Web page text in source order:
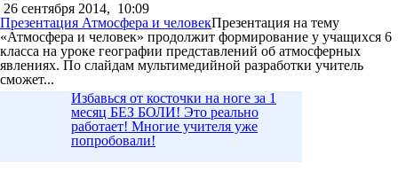
26 сентября 2014, 10:09
Презентация Атмосфера и человекПрезентация на тему
«Атмосфера и человек» продолжит формирование у учащихся 6
класса на уроке географии представлений об атмосферных
явлениях. По слайдам мультимедийной разработки учитель
сможет...
Избавься от косточки на ноге за 1
месяц БЕЗ БОЛИ! Это реально
работает! Многие учителя уже
попробовали!